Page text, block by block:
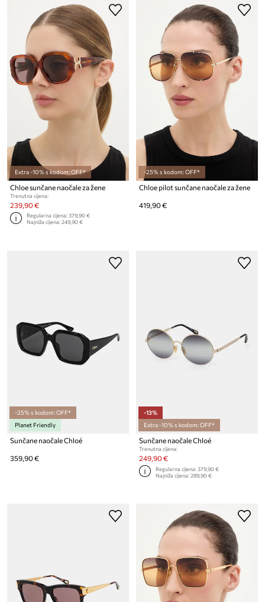
Extra -10% s kodom: OFF*
Chloe sunčane naočale za žene
Trenutna cijena:
239,90 €
Regularna cijena:379,90 €
Najniža cijena:249,90 €
-25% s kodom: OFF*
Chloe pilot sunčane naočale za žene
419,90 €
-25% s kodom: OFF*
Planet Friendly
Sunčane naočale Chloé
359,90 €
-13%
Extra -10% s kodom: OFF*
Sunčane naočale Chloé
Trenutna cijena:
249,90 €
Regularna cijena:379,90 €
Najniža cijena:289,90 €